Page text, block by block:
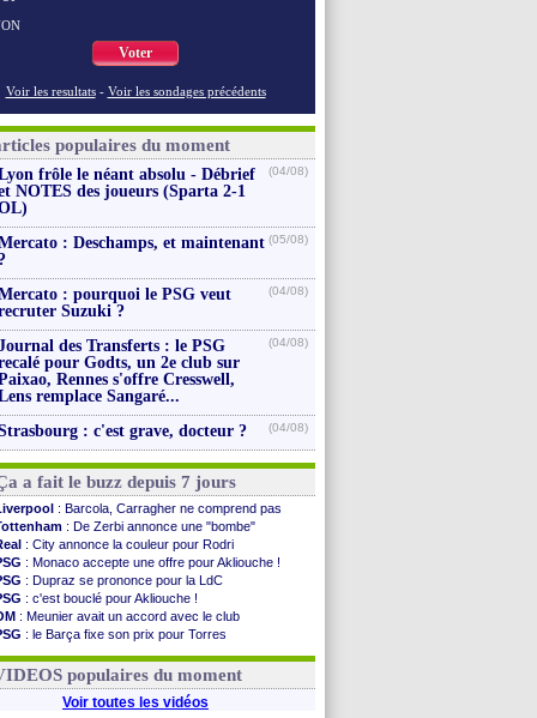
Voter
Voir les resultats - Voir les sondages précédents
populaires du moment
frôle le néant absolu - Débrief
NOTES des joueurs (Sparta 2-1
(04/08)
: Deschamps, et maintenant (05/08)
: pourquoi le PSG veut
Suzuki ?
(04/08)
des Transferts : le PSG
pour Godts, un 2e club sur
Rennes s'offre Cresswell,
remplace Sangaré...
(04/08)
: c'est grave, docteur ? (04/08)
a fait le buzz depuis 7 jours
: Barcola, Carragher ne comprend pas
: De Zerbi annonce une "bombe"
: City annonce la couleur pour Rodri
: Monaco accepte une offre pour Akliouche !
: Dupraz se prononce pour la LdC
: c'est bouclé pour Akliouche !
: Meunier avait un accord avec le club
: le Barça fixe son prix pour Torres
: Torres souhaite rejoindre le PSG !
populaires du moment
Voir toutes les vidéos